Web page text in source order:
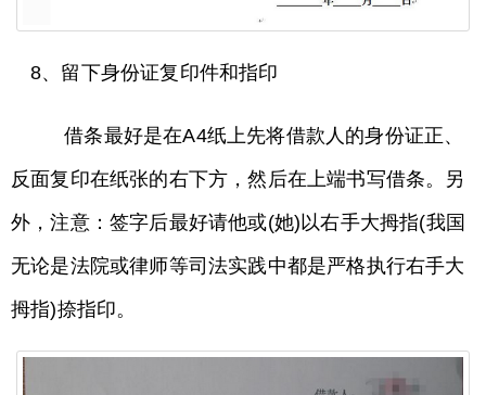
8、留下身份证复印件和指印
借条最好是在A4纸上先将借款人的身份证正、
反面复印在纸张的右下方，然后在上端书写借条。另
外，注意：签字后最好请他或(她)以右手大拇指(我国
无论是法院或律师等司法实践中都是严格执行右手大
拇指)捺指印。